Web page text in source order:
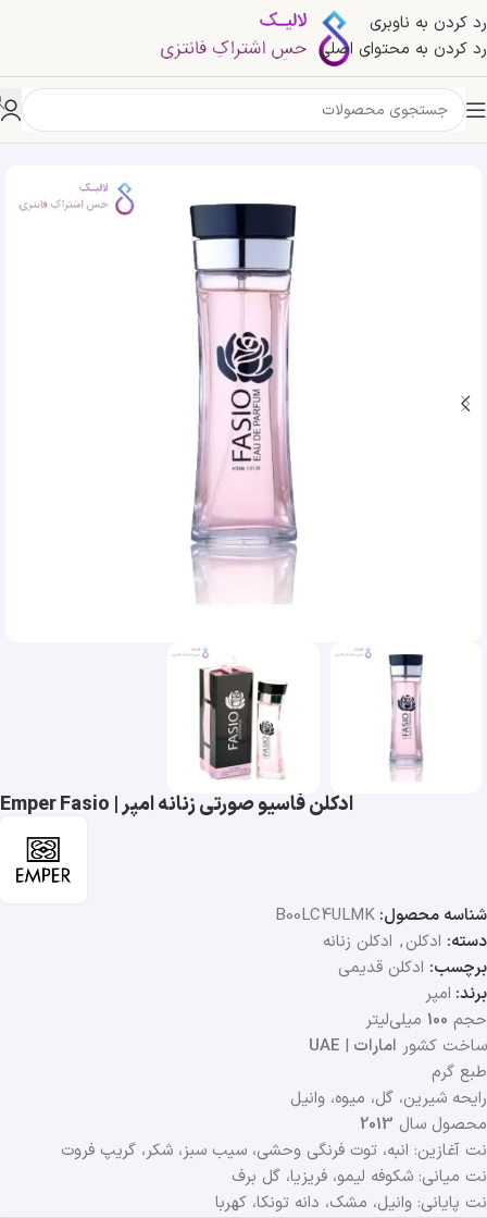
رد کردن به ناوبری
رد کردن به محتوای اصلی
خانه »فروشگاه
ادکلن فاسیو صورتی زنانه امپر | Emper Fasio
شناسه محصول: B00LC4ULMK
دسته: ادکلن, ادکلن زنانه
برچسب: ادکلن قدیمی
برند: امپر
حجم 100 میلی‌لیتر
ساخت کشور امارات |
UAE
طبع گرم
رایحه شیرین، گل، میوه، وانیل
محصول سال 2013
نت آغازین: انبه، توت فرنگی وحشی، سیب سبز، شکر، گریپ فروت
نت میانی: شکوفه لیمو، فریزیا، گل برف
نت پایانی: وانیل، مشک، دانه تونکا، کهربا